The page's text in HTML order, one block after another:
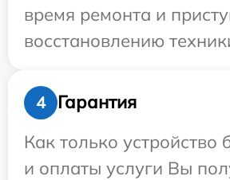
время ремонта и
восстановлению
4
Гарантия
Как только устройство
и оплаты услуги Вы